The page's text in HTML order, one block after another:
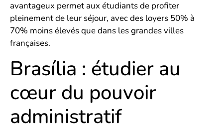
avantageux permet aux étudiants de profiter
pleinement de leur séjour, avec des loyers 50% à
70% moins élevés que dans les grandes villes
françaises.
Brasília : étudier au
cœur du pouvoir
administratif